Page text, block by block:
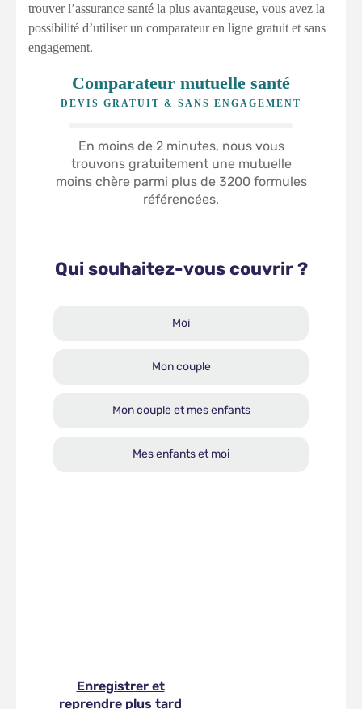
trouver l’assurance santé la plus avantageuse, vous avez la
possibilité d’utiliser un comparateur en ligne gratuit et sans
engagement.
Comparateur mutuelle santé
DEVIS GRATUIT & SANS ENGAGEMENT